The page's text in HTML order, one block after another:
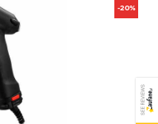
-20%
SEE REVIEWS